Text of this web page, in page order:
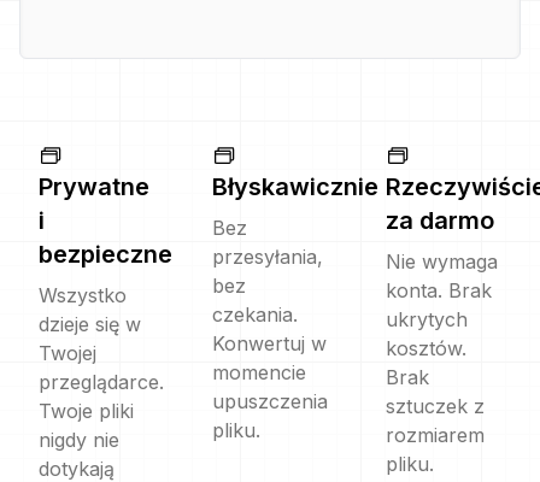
Prywatne
i
bezpieczne
Wszystko
dzieje się w
Twojej
przeglądarce.
Twoje pliki
nigdy nie
dotykają
Błyskawicznie
Bez
przesyłania,
bez
czekania.
Konwertuj w
momencie
upuszczenia
pliku.
za darmo
Nie wymaga
konta. Brak
ukrytych
kosztów.
Brak
sztuczek z
rozmiarem
pliku.